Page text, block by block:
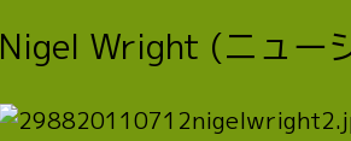
Nigel Wright (ニュー